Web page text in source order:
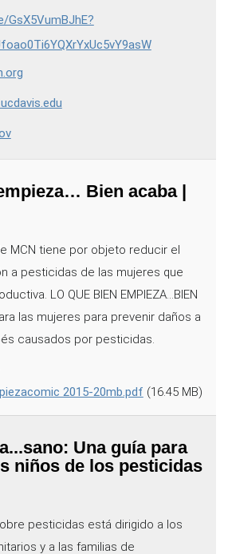
GsX5VumBJhE?
Bien acaba |
MCN tiene por objeto reducir el
a pesticidas de las mujeres que
LO QUE BIEN EMPIEZA...BIEN
las mujeres para prevenir daños a
causados por pesticidas.
2015-20mb.pdf (16.45 MB)
Una guía para
niños de los pesticidas
pesticidas está dirigido a los
y a las familias de